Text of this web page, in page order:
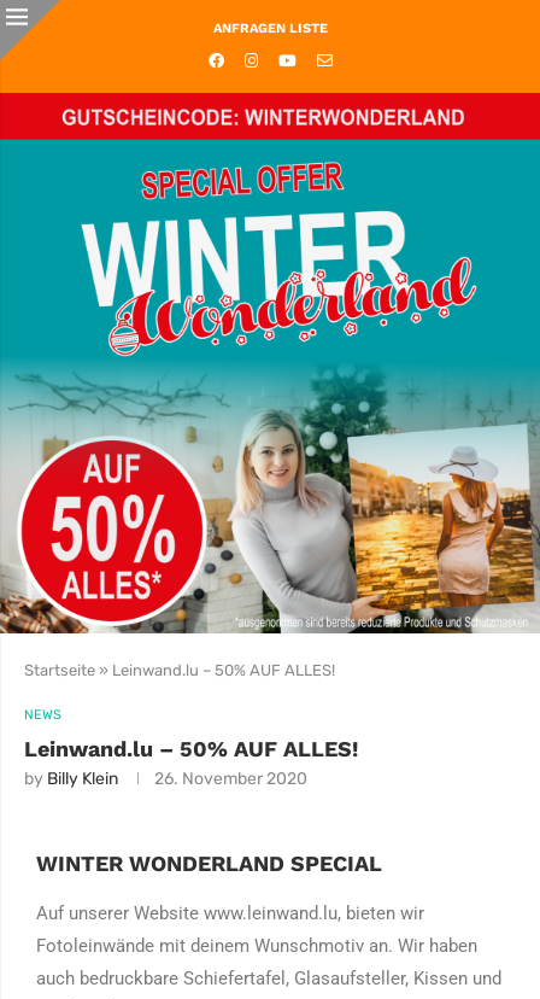
ANFRAGEN LISTE
Startseite » Leinwand.lu – 50% AUF ALLES!
NEWS
Leinwand.lu – 50% AUF ALLES!
by Billy Klein 26. November 2020
WINTER WONDERLAND SPECIAL
Auf unserer Website www.leinwand.lu, bieten wir
Fotoleinwände mit deinem Wunschmotiv an. Wir haben
auch bedruckbare Schiefertafel, Glasaufsteller, Kissen und